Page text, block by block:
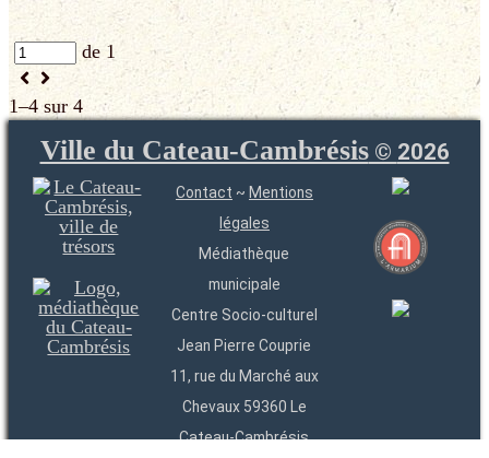
de 1
1–4 sur 4
Ville du Cateau-Cambrésis© 2026
Contact ~ Mentions
légales
Médiathèque
municipale
Centre Socio-culturel
Jean Pierre Couprie
11, rue du Marché aux
Chevaux 59360 Le
Cateau-Cambrésis